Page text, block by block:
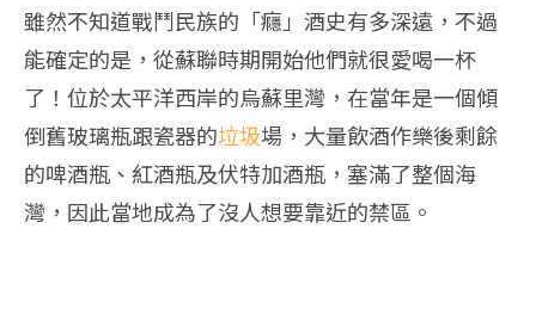
雖然不知道戰鬥民族的「癮」酒史有多深遠，不過
能確定的是，從蘇聯時期開始他們就很愛喝一杯
了！位於太平洋西岸的烏蘇里灣，在當年是一個傾
倒舊玻璃瓶跟瓷器的垃圾場，大量飲酒作樂後剩餘
的啤酒瓶、紅酒瓶及伏特加酒瓶，塞滿了整個海
灣，因此當地成為了沒人想要靠近的禁區。